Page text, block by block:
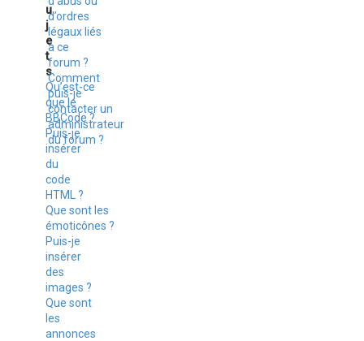
u
j
e
t
s
Qu’est-ce
que le
BBCode ?
Puis-je
insérer
du
code
HTML ?
Que sont les
émoticônes ?
Puis-je
insérer
des
images ?
Que sont
les
annonces
d’ordres
légaux liés
à ce
forum ?
Comment
puis-je
contacter un
administrateur
du forum ?